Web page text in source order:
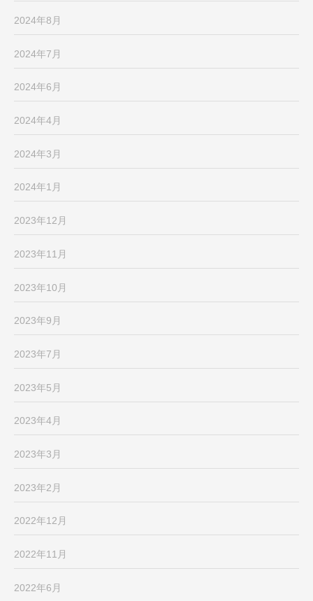
2024年8月
2024年7月
2024年6月
2024年4月
2024年3月
2024年1月
2023年12月
2023年11月
2023年10月
2023年9月
2023年7月
2023年5月
2023年4月
2023年3月
2023年2月
2022年12月
2022年11月
2022年6月